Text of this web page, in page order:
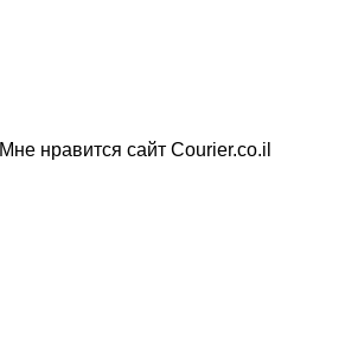
Мне нравится сайт Courier.co.il